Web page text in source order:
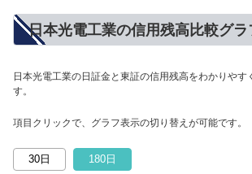
日本光電工業の信用残高比較グラ
日本光電工業の日証金と東証の信用残高をわかりやす
す。
項目クリックで、グラフ表示の切り替えが可能です。
30日 180日